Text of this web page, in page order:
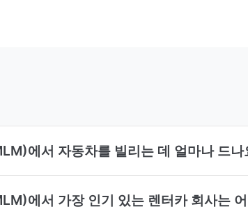
에서 자동차를 빌리는 데 얼마나 드나
에서 가장 인기 있는 렌터카 회사는